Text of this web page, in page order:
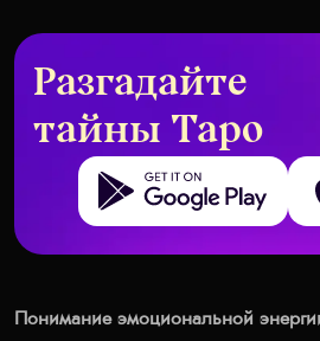
Разгадайте
тайны Таро
Get it on Google Play
Понимание эмоциональной